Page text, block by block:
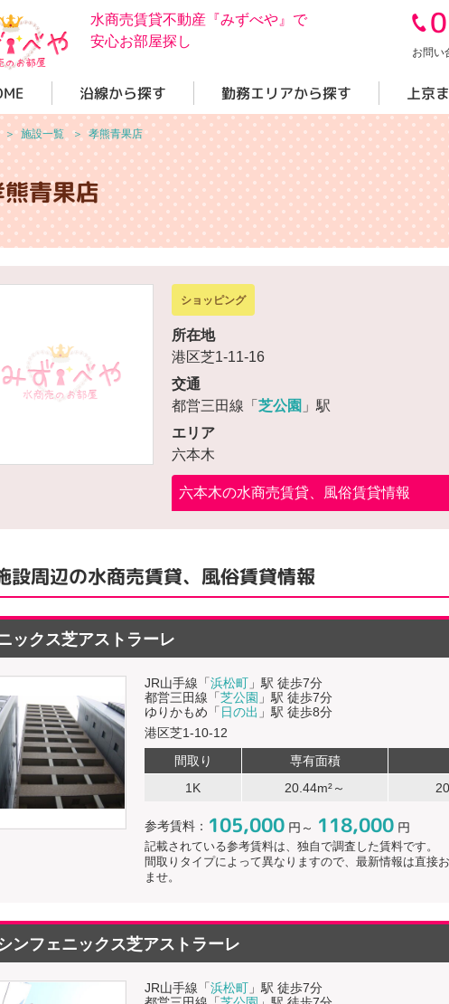
水商売賃貸不動産『みずべや』で
安心お部屋探し
お問い
沿線から探す 勤務エリアから探す 上京
＞ 施設一覧 ＞孝熊青果店
青果店
ショッピング
所在地
港区芝1-11-16
交通
都営三田線「 芝公園 」駅
エリア
六本木
六本木の水商売賃貸、風俗賃貸情報
設周辺の水商売賃貸、風俗賃貸情報
ックス芝アストラーレ
JR山手線「浜松町 」駅 徒歩7分
都営三田線「芝公園 」駅 徒歩7分
ゆりかもめ「 日の出 」駅 徒歩8分
港区芝1-10-12
間取り
専有面積
1K
20.44m²～
参考賃料： 105,000 円～ 118,000 円
記載されている参考賃料は、独自で調査した賃料です。
間取りタイプによって異なりますので、最新情報は直接
ませ。
ンフェニックス芝アストラーレ
JR山手線「浜松町 」駅 徒歩7分